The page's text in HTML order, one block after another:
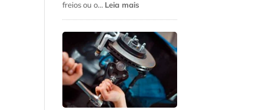
freios ou o… Leia mais
que
a
suspensão
do
seu
carro